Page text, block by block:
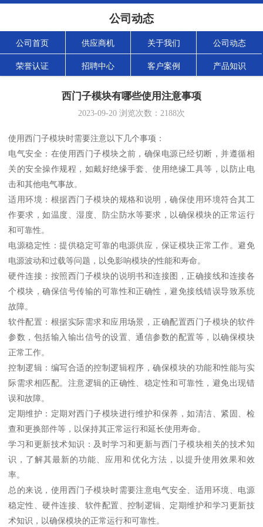
公司动态
公司首页 供应商机 关于我们 公司动态
荣誉认证 招聘中心 客户案例 产品知识
西门子模块有哪些使用注意事项
2023-09-20 浏览次数： 2188次
使用西门子模块时需要注意以下几个事项：
电气安全：在使用西门子模块之前，确保电源已经切断，并遵循相
关的安全操作规程，如戴好绝缘手套、使用绝缘工具等，以防止电
击和其他电气事故。
适用环境：根据西门子模块的规格和说明，确保使用环境符合其工
作要求，如温度、湿度、防尘防水等要求，以确保模块的正常运行
和可靠性。
电源稳定性：提供稳定可靠的电源供应，保证模块正常工作。避免
电源波动和过载等问题，以免影响模块的性能和寿命。
硬件连接：按照西门子模块的说明书和连接图，正确接线和连接各
个模块，确保信号传输的可靠性和正确性，避免接线错误导致系统
故障。
软件配置：根据实际需求和应用场景，正确配置西门子模块的软件
参数，包括输入输出信号的设置、通信参数的配置等，以确保模块
正常工作。
控制逻辑：编写合适的控制逻辑程序，确保模块的功能和性能与实
际需求相匹配。注意逻辑的正确性、稳定性和可靠性，避免出现错
误和故障。
定期维护：定期对西门子模块进行维护和保养，如清洁、紧固、检
查和更换部件等，以保持其正常运行和延长使用寿命。
学习和更新技术知识：及时学习和更新与西门子模块相关的技术知
识，了解其最新的功能、应用和优化方法，以提升使用效果和效
率。
总的来说，使用西门子模块时需要注意电气安全、适用环境、电源
稳定性、硬件连接、软件配置、控制逻辑、定期维护和学习更新技
术知识，以确保模块的正常运行和可靠性。